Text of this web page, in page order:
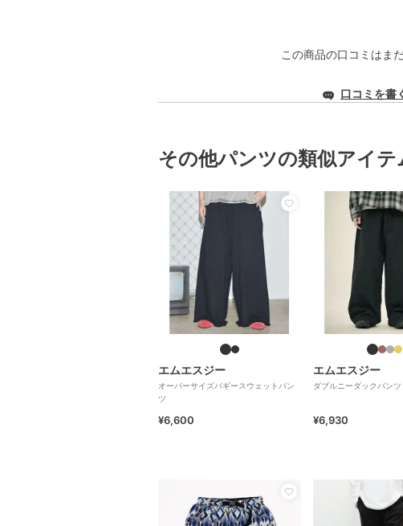
この商品の口コミはま
口コミを書
その他パンツの類似アイテ
エムエスジー
オーバーサイズバギースウェットパン
ツ
¥6,600
エムエスジー
ダブルニーダックパンツ
¥6,930